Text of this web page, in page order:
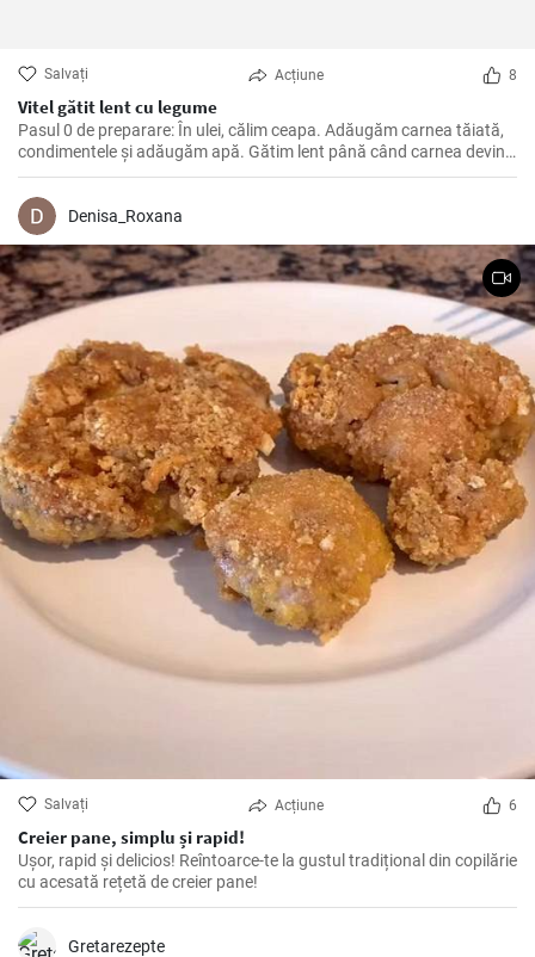
Salvați Acțiune 8
Vitel gătit lent cu legume
Pasul 0 de preparare: În ulei, călim ceapa. Adăugăm carnea tăiată,
condimentele și adăugăm apă. Gătim lent până când carnea devine
moale. Apoi adăugăm legumele, pasta de roșii și gătim până când
totul este moale. La final adăugăm smântână și lăsăm să dea în
clocot. Denisa_Roxana
Salvați Acțiune 6
Creier pane, simplu și rapid!
Ușor, rapid și delicios! Reîntoarce-te la gustul tradițional din copilărie
cu acesată rețetă de creier pane!
Gretarezepte